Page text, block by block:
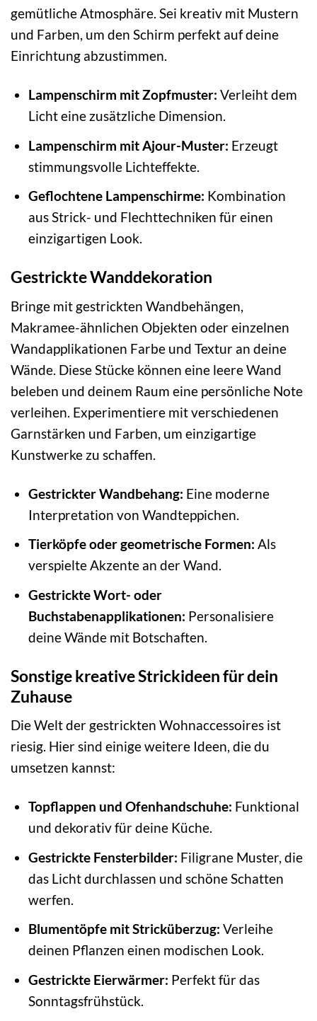
gemütliche Atmosphäre. Sei kreativ mit Mustern
und Farben, um den Schirm perfekt auf deine
Einrichtung abzustimmen.
Lampenschirm mit Zopfmuster: Verleiht dem
Licht eine zusätzliche Dimension.
Lampenschirm mit Ajour-Muster: Erzeugt
stimmungsvolle Lichteffekte.
Geflochtene Lampenschirme: Kombination
aus Strick- und Flechttechniken für einen
einzigartigen Look.
Gestrickte Wanddekoration
Bringe mit gestrickten Wandbehängen,
Makramee-ähnlichen Objekten oder einzelnen
Wandapplikationen Farbe und Textur an deine
Wände. Diese Stücke können eine leere Wand
beleben und deinem Raum eine persönliche Note
verleihen. Experimentiere mit verschiedenen
Garnstärken und Farben, um einzigartige
Kunstwerke zu schaffen.
Gestrickter Wandbehang: Eine moderne
Interpretation von Wandteppichen.
Tierköpfe oder geometrische Formen: Als
verspielte Akzente an der Wand.
Gestrickte Wort- oder
Buchstabenapplikationen: Personalisiere
deine Wände mit Botschaften.
Sonstige kreative Strickideen für dein
Zuhause
Die Welt der gestrickten Wohnaccessoires ist
riesig. Hier sind einige weitere Ideen, die du
umsetzen kannst:
Topflappen und Ofenhandschuhe: Funktional
und dekorativ für deine Küche.
Gestrickte Fensterbilder: Filigrane Muster, die
das Licht durchlassen und schöne Schatten
werfen.
Blumentöpfe mit Stricküberzug: Verleihe
deinen Pflanzen einen modischen Look.
Gestrickte Eierwärmer: Perfekt für das
Sonntagsfrühstück.